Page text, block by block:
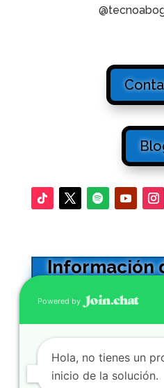
Información
Calle Adriano 32
0034
Se atienden
Powered by
Hola, no tienes un
inicio de la solución.